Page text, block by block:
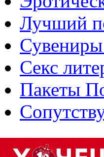
Лучший
Секс
Пакеты